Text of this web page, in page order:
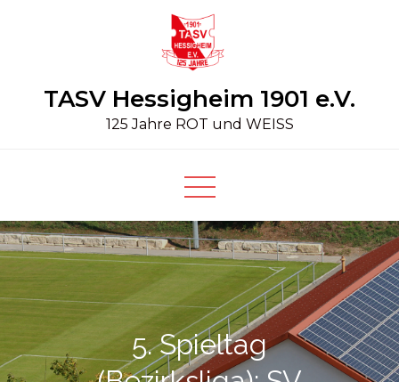
TASV Hessigheim 1901 e.V.
125 Jahre ROT und WEISS
5. Spieltag